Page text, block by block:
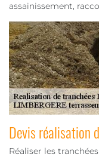
assainissement,
Devis réalisation
Réaliser les